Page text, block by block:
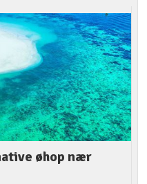
øhop nær